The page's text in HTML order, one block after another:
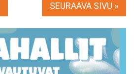
SEURAAVA SIVU »